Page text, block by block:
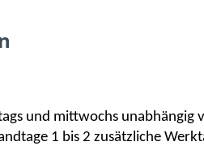
und mittwochs unabhängig
1 bis 2 zusätzliche